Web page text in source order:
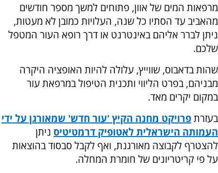
מרפאות המים של אוון, פתוחים למשך מספר חודשים
מהאביב עד הסתיו כל שנה, העלויות כמובן לא מעטות,
ניתן לברר אליהם באינטרנט או דרך רופא העור המטפל
שלכם.
שהות בדאבוס, שווייץ, עלולה להיות האופציה היקרה
מבניהם, בפרט הליווי ותכנית הטיפול במרפאת עור
במקום יקרים מאד.
בעזרתפרויקט מחנה הקיץ 'עור חדש' שמאורגן על ידי
העמותה הישראלית לאטופיק דרמטיטיס ניתן
להצטרף לקבוצה מאורגנת, ואף לקבל סבסוד בהוצאות
על פי קריטריונים של חומרת המחלה.